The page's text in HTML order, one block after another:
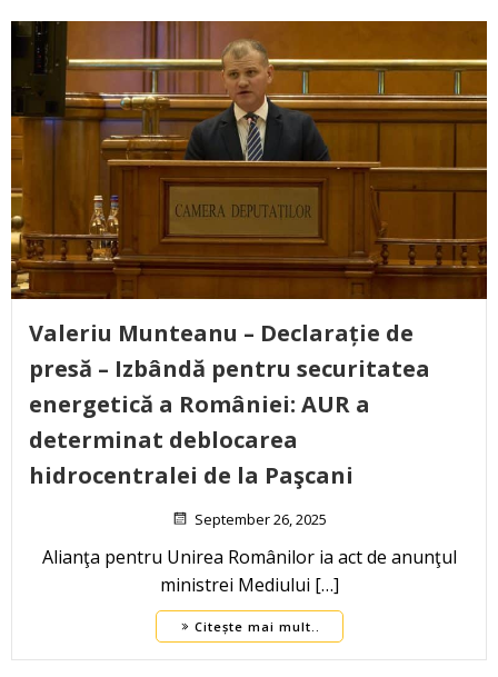
Valeriu Munteanu – Declarație de
presă – Izbândă pentru securitatea
energetică a României: AUR a
determinat deblocarea
hidrocentralei de la Paşcani
September 26, 2025
Alianţa pentru Unirea Românilor ia act de anunţul
ministrei Mediului […]
Citește mai mult..